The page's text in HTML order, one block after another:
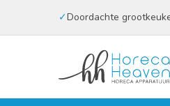
Doordachte